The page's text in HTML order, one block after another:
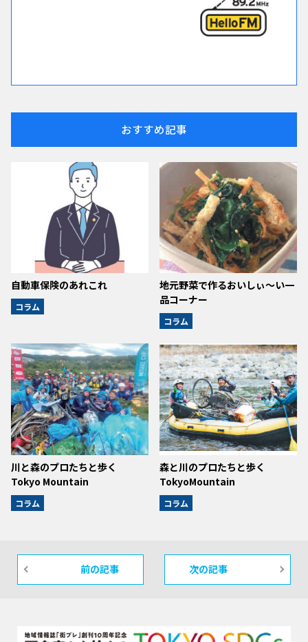
おすすめ記事
自動車保険のあれこれ
コラム
地元野菜で作るおいしぃ～い一
品コーナー
コラム
川と森のプロたちと歩く
Tokyo Mountain
コラム
森と川のプロたちと歩く
TokyoMountain
コラム
前の記事 次の記事